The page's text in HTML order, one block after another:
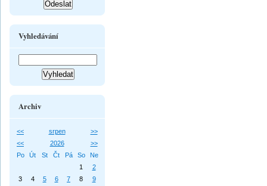
Vyhledávání
Archiv
<< srpen
>>
<<
2026
>>
Po
Út St Čt Pá So
Ne
1
2
3
4 5 6 7 8
9